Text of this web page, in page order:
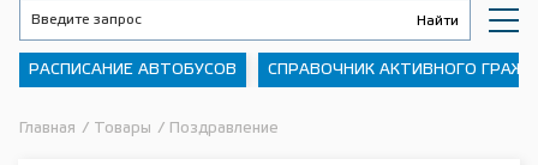
РАСПИСАНИЕ АВТОБУСОВ СПРАВОЧНИК АКТИВНОГО
Главная / Товары / Поздравление